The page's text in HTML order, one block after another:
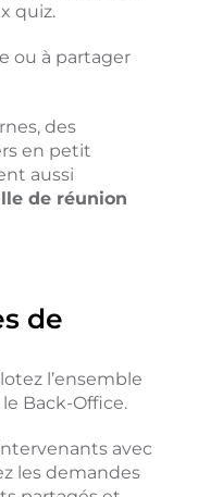
quiz.
ou à partager
des
en petit
aussi
de réunion
de
l’ensemble
Back-Office.
avec
les demandes